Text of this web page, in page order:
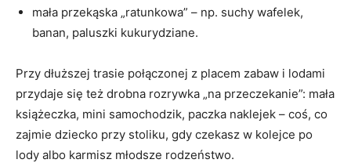
mała przekąska „ratunkowa” – np. suchy wafelek,
banan, paluszki kukurydziane.
Przy dłuższej trasie połączonej z placem zabaw i lodami
przydaje się też drobna rozrywka „na przeczekanie”: mała
książeczka, mini samochodzik, paczka naklejek – coś, co
zajmie dziecko przy stoliku, gdy czekasz w kolejce po
lody albo karmisz młodsze rodzeństwo.